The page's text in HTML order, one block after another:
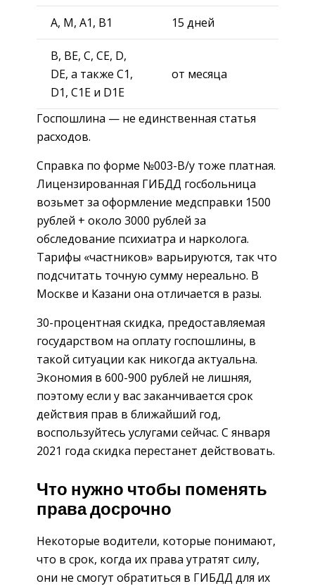
A, M, А1, B1 15 дней
B, BE, C, CE, D,
DE, а также C1,
D1, C1E и D1E
от месяца
Госпошлина — не единственная статья
расходов.
Справка по форме №003-В/у тоже платная.
Лицензированная ГИБДД госбольница
возьмет за оформление медсправки 1500
рублей + около 3000 рублей за
обследование психиатра и нарколога.
Тарифы «частников» варьируются, так что
подсчитать точную сумму нереально. В
Москве и Казани она отличается в разы.
30-процентная скидка, предоставляемая
государством на оплату госпошлины, в
такой ситуации как никогда актуальна.
Экономия в 600-900 рублей не лишняя,
поэтому если у вас заканчивается срок
действия прав в ближайший год,
воспользуйтесь услугами сейчас. С января
2021 года скидка перестанет действовать.
Что нужно чтобы поменять
права досрочно
Некоторые водители, которые понимают,
что в срок, когда их права утратят силу,
они не смогут обратиться в ГИБДД для их